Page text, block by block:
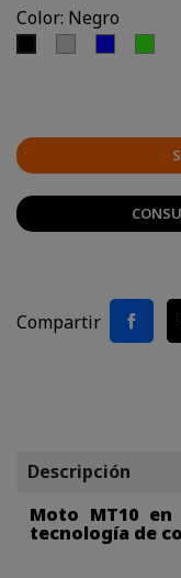
Color: Negro
Compartir
Descripción
Moto MT10
tecnología de